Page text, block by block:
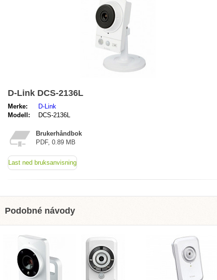
D-Link DCS-2136L
Merke:
D-Link
Modell:
DCS-2136L
Brukerhåndbok
PDF, 0.89 MB
Last ned bruksanvisning
Podobné návody